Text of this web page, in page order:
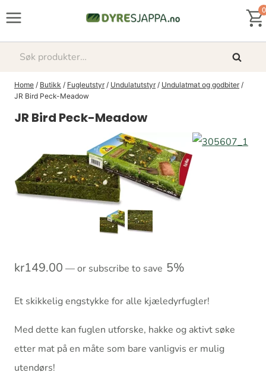
0
Søk
Søk
Home / Butikk / Fugleutstyr / Undulatutstyr / Undulatmat og godbiter /
JR Bird Peck-Meadow
JR Bird Peck-Meadow
kr149.00 —or subscribe to save 5%
Et skikkelig engstykke for alle kjæledyrfugler!
Med dette kan fuglen utforske, hakke og aktivt søke
etter mat på en måte som bare vanligvis er mulig
utendørs!